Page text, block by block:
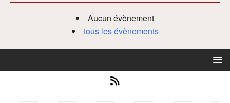
Aucun évènement
tous les évènements